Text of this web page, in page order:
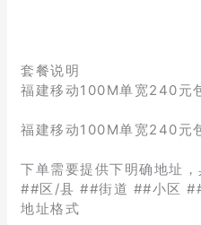
套餐说明
福建移动100M单宽240元
福建移动100M单宽240元
下单需要提供下明确地址
##区/县 ##街道 ##小区
地址格式